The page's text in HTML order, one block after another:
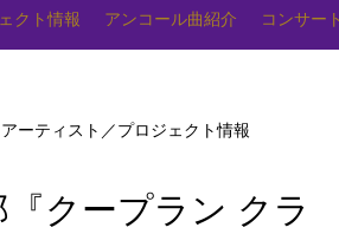
クト情報 アンコール曲紹介 コンサー
アーティスト／プロジェクト情報
クープラン クラ